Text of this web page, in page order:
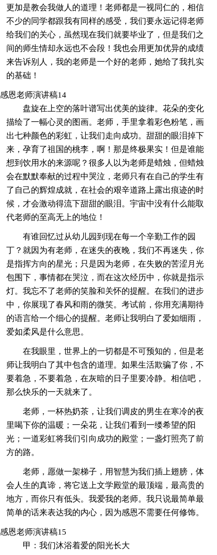
更加是教会我做人的道理！老师都是一视同仁的，相信
不少的同学都跟我有同样的感受，我们要永远记得老师
给我们的关心，虽然现在我们就要毕业了，但是我们之
间的师生情却永远也不会段！我也会用更加优异的成绩
来告诉别人，我的老师是一个好的老师，她给了我扎实
的基础！
感恩老师演讲稿14
盘旋在上空的落叶谱写出优美的旋律。花朵的变化
描绘了一幅心灵的图画。老师，手里拿着彩色粉笔，画
出七种颜色的彩虹，让我们走向成功。甜甜的眼泪掉下
来，孕育了祖国的桃李，啊！那是终极果实！但是谁能
想到饮用水的来源呢？很多人以为老师是蜡烛，但蜡烛
会在默默奉献的过程中哭泣，老师只有在自己的学生有
了自己的辉煌成就，在社会的艰辛道路上露出痕迹的时
候，才会激动得流下甜甜的眼泪。宇宙中没有什么能取
代老师的至高无上的地位！
有谁回忆过从幼儿园到现在每一个辛勤工作的园
丁？就因为有老师，在迷失的夜晚，我们不再迷失，你
是指挥方向的星光；只是因为老师，在失败的苦涩月光
包围下，事情都在哭泣，而在这次经历中，你就是指示
灯。我忘不了老师的笑脸和关怀的提醒。在我们的进步
中，你展现了春风和雨的微笑。考试前，你用充满期待
的语言给一个细心的提醒。老师让我明白了爱如细雨，
爱如柔风是什么意思。
在我眼里，世界上的一切都是不可预知的，但是老
师让我明白了其中包含的道理。如果生活欺骗了你，不
要着急，不要着急，在灰暗的日子里要冷静。相信吧，
那么快乐的一天就来了。
老师，一杯热奶茶，让我们调皮的男生在寒冷的夜
里喝下你的温暖；一朵花，让我们看到一缕希望的阳
光；一道彩虹将我们引向成功的殿堂；一盏灯照亮了前
方的路。
老师，愿做一架梯子，用智慧为我们插上翅膀，体
会人生的真谛，将它送上文学殿堂的最顶端，最高贵的
地方，而你只有低头。我爱我的老师。我只说最简单最
简单的话来表达我的内心，因为感恩不需要任何修饰。
感恩老师演讲稿15
甲：我们沐浴着爱的阳光长大